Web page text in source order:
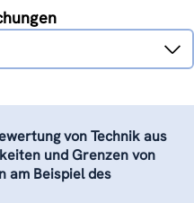
von Technik aus
und Grenzen von
am Beispiel des